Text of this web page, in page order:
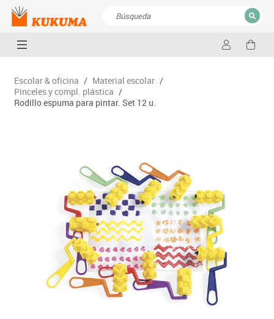
CERRAR
Escolar & oficina / Material escolar /
Pinceles y compl. plástica /
Rodillo espuma para pintar. Set 12 u.